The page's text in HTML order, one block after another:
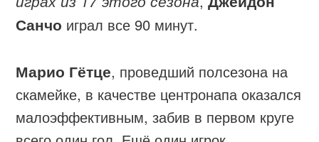
Санчо играл все 90 минут.
Марио Гётце, проведший полсезона на
скамейке, в качестве центронапа оказался
малоэффективным, забив в первом круге